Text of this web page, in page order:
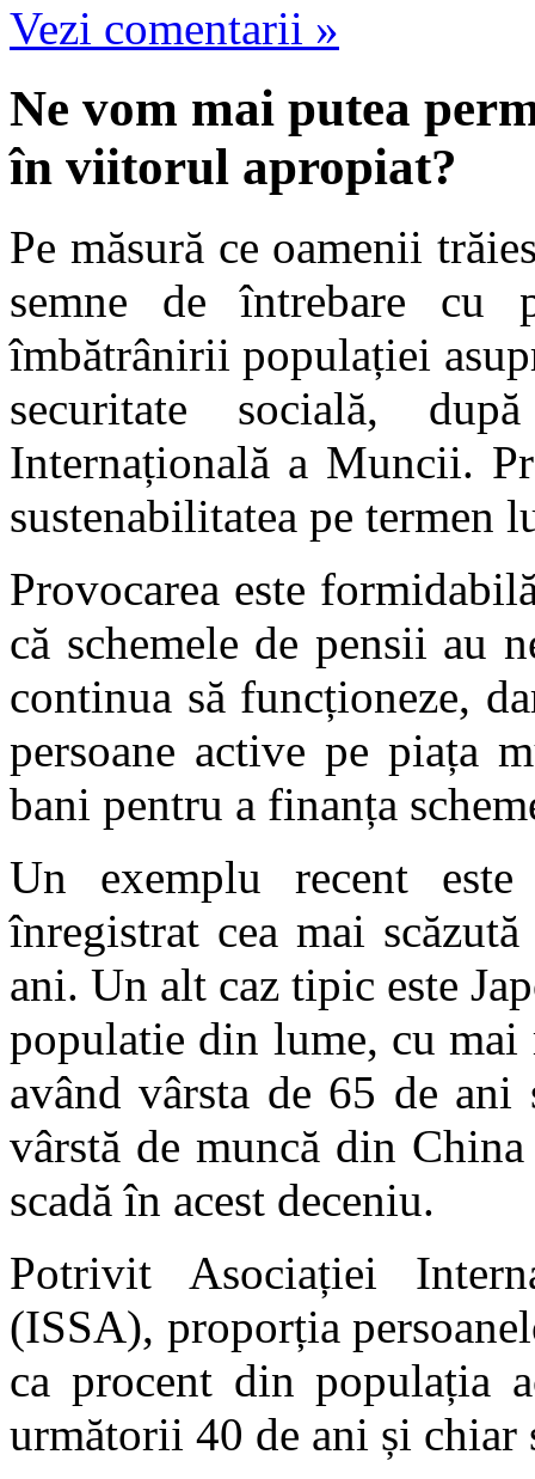
Vezi comentarii »
Ne vom mai putea
în viitorul apropiat?
Pe măsură ce oamenii
semne de întrebare cu
îmbătrânirii populației
securitate socială,
Internațională a Muncii.
sustenabilitatea pe termen
Provocarea este
că schemele de pensii au
continua să funcționeze,
persoane active pe piața
bani pentru a finanța
Un exemplu recent
înregistrat cea mai
ani. Un alt caz tipic este
populatie din lume, cu mai
având vârsta de 65 de
vârstă de muncă din China
scadă în acest deceniu.
Potrivit Asociației
(ISSA), proporția
ca procent din populația
următorii 40 de ani și chiar